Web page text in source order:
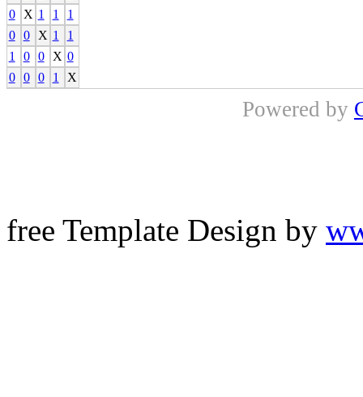
0
X 1 1
1
0
0 X 1
1
1
0 0 X 0
0
0 0 1 X
Powered by
free Template Design by